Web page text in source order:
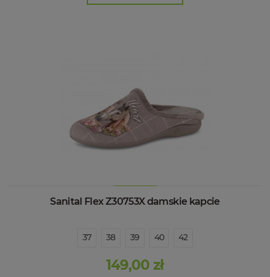
Sanital Flex Z30753X damskie kapcie
37 38 39 40 42
149,00 zł